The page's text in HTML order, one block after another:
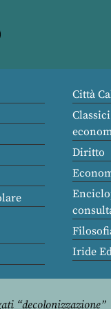
Città
Diritto
Iride
“decolonizzazione”